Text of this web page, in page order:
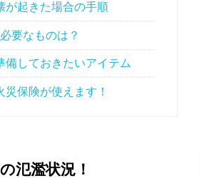
が起きた場合の手順
要なものは？
備しておきたいアイテム
災保険が使えます！
氾濫状況！